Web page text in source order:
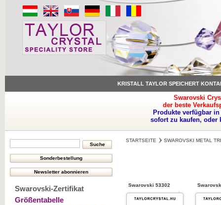
KRISTALL TAYLOR SPEICHERT
Swarovski
der beste
Produkte verfügbar
sofort zu kaufen, oder
Swarovski-Zertifikat
Größentabelle
STARTSEITE SWAROVSKI METAL
Swarovski 53302